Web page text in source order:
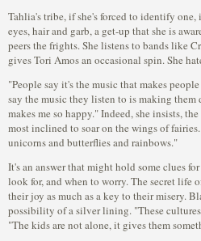
Tahlia's tribe, if she's forced to identify
eyes, hair and garb, a get-up that she is
peers the frights. She listens to bands like
gives Tori Amos an occasional spin. She
"People say it's the music that makes
say the music they listen to is making
makes me so happy." Indeed, she insists,
most inclined to soar on the wings of
unicorns and butterflies and rainbows."
It's an answer that might hold some clues
look for, and when to worry. The secret life
their joy as much as a key to their misery.
possibility of a silver lining. "These
"The kids are not alone, it gives them